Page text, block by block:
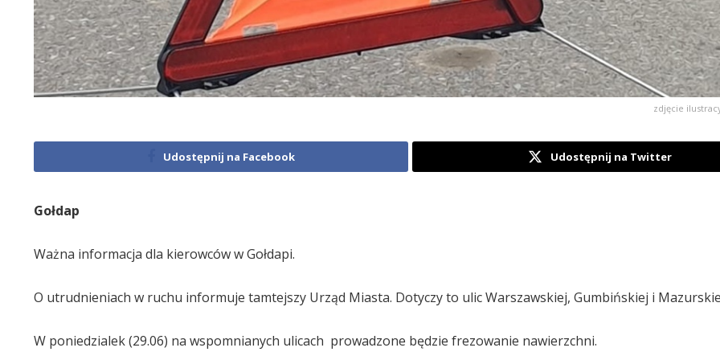
zdjęcie
Udostępnij na Facebook Udostępnij na Twitter
Gołdap
Ważna informacja dla kierowców w Gołdapi.
O utrudnieniach w ruchu informuje tamtejszy Urząd Miasta. Dotyczy to ulic Warszawskiej, Gumbińskiej i
W poniedzialek (29.06) na wspomnianych ulicach prowadzone będzie frezowanie nawierzchni.